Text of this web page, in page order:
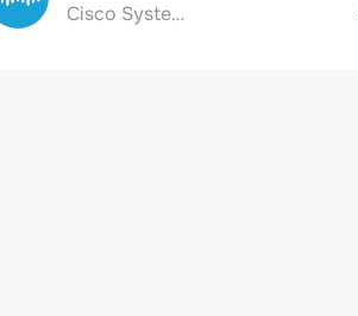
Cisco Systems, Inc. Common Stock (DE)